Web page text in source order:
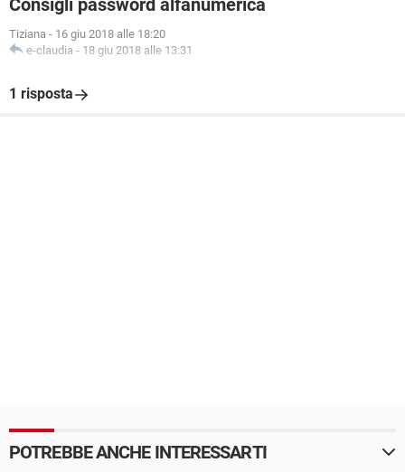
Consigli password alfanumerica
Tiziana - 16 giu 2018 alle 18:20
e-claudia - 18 giu 2018 alle 13:31
1 risposta
POTREBBE ANCHE INTERESSARTI